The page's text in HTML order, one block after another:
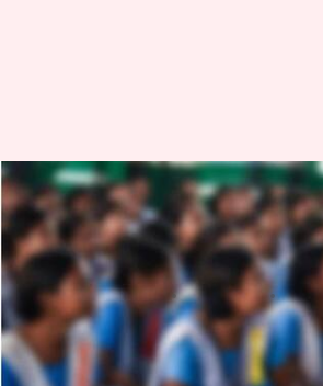
Haryana: 142 మంది
'లైంగిక వేధింపులకు
స్కూల్ ప్రిన్సిపాల్ అరెస్ట్
వ్రాసిన వారు Sirish Praharaju Nov 23, 2023 12:31
ఈ వార్తాకథనం ఏంటి